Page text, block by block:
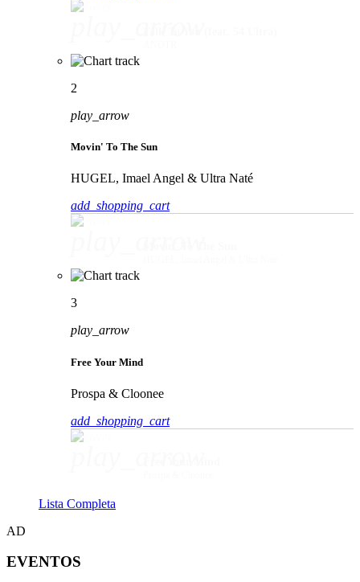
2
play_arrow
Movin' To The Sun
HUGEL, Imael Angel & Ultra Naté
add_shopping_cart
3
play_arrow
Free Your Mind
Prospa & Cloonee
add_shopping_cart
Lista Completa
AD
EVENTOS